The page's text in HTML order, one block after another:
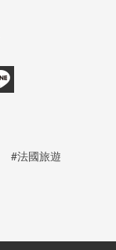
#法國旅遊